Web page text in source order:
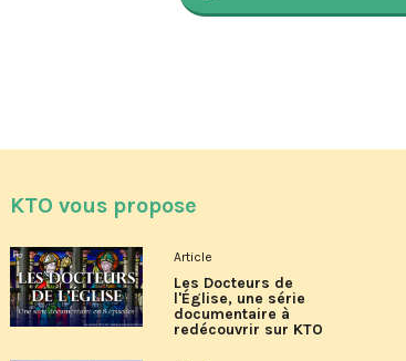
KTO vous propose
Article
Les Docteurs de
l'Église, une série
documentaire à
redécouvrir sur KTO